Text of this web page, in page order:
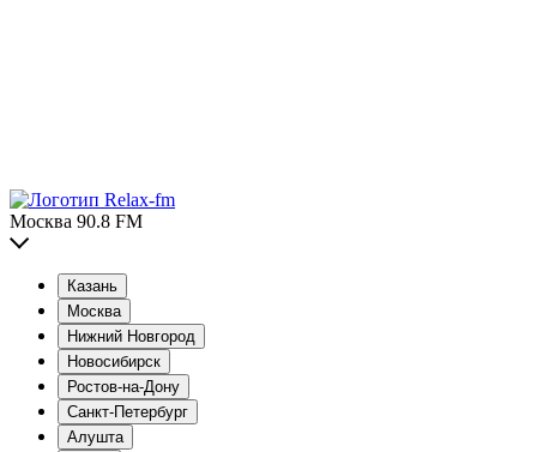
Москва 90.8 FM
Казань
Москва
Нижний Новгород
Новосибирск
Ростов-на-Дону
Санкт-Петербург
Алушта